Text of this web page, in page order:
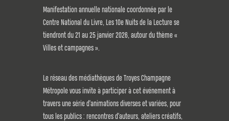
Manifestation annuelle nationale coordonnée par le
Centre National du Livre, Les 10e Nuits de la Lecture se
tiendront du 21 au 25 janvier 2026, autour du thème ‭«
Villes et campagnes ‭».
Le réseau des médiathèques de Troyes Champagne
Métropole vous invite à participer à cet événement à
travers une série d’animations diverses et variées, pour
tous les publics : rencontres d’auteurs, ateliers créatifs,